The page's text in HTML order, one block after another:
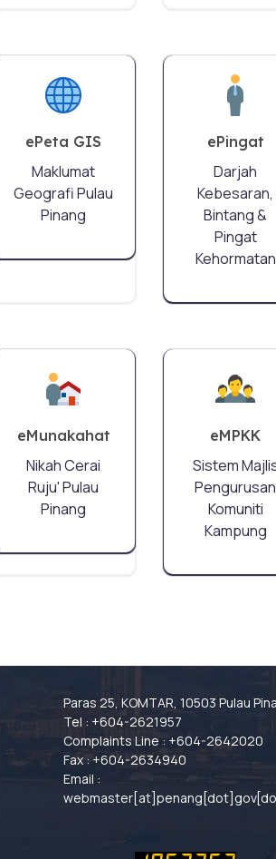
ePeta GIS
Maklumat
Geografi Pulau
Pinang
ePingat
Darjah
Kebesaran,
Bintang &
Pingat
Kehormatan
eMunakahat
Nikah Cerai
Ruju' Pulau
Pinang
eMPKK
Sistem
Pengurusan
Komuniti
Kampung
Paras 25, KOMTAR, 10503 Pulau
Tel : +604-2621957
Complaints Line : +604-2642020
Fax : +604-2634940
Email :